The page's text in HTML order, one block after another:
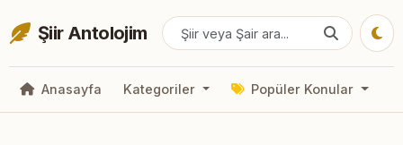
Şiir Antolojim
Anasayfa Kategoriler Popüler Konular